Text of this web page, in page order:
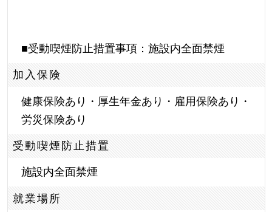
■受動喫煙防止措置事項：施設内全面禁煙
加入保険
健康保険あり・厚生年金あり・雇用保険あり・
労災保険あり
受動喫煙防止措置
施設内全面禁煙
就業場所